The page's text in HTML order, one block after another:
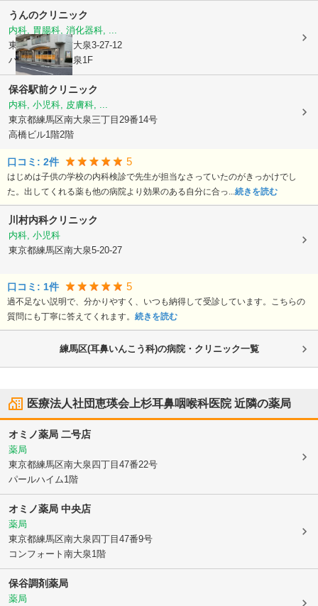
うんのクリニック
内科, 胃腸科, 消化器科, ...
東京都練馬区南大泉3-27-12
ハイシティ南大泉1F
保谷駅前クリニック
内科, 小児科, 皮膚科, ...
東京都練馬区南大泉三丁目29番14号
高橋ビル1階2階
口コミ: 2件 5
はじめは子供の学校の内科検診で先生が担当なさっていたのがきっかけでし
た。出してくれる薬も他の病院より効果のある自分に合っ...続きを読む
川村内科クリニック
内科, 小児科
東京都練馬区南大泉5-20-27
口コミ: 1件 5
過不足ない説明で、分かりやすく、いつも納得して受診しています。こちらの
質問にも丁寧に答えてくれます。 続きを読む
練馬区(耳鼻いんこう科)の病院・クリニック一覧
医療法人社団恵瑛会上杉耳鼻咽喉科医院近隣の薬局
オミノ薬局 二号店
薬局
東京都練馬区南大泉四丁目47番22号
パールハイム1階
オミノ薬局 中央店
薬局
東京都練馬区南大泉四丁目47番9号
コンフォート南大泉1階
保谷調剤薬局
薬局